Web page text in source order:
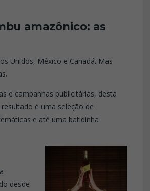
amazônico: as
Unidos, México e Canadá. Mas
e campanhas publicitárias, desta
é uma seleção de
e até uma batidinha
desde